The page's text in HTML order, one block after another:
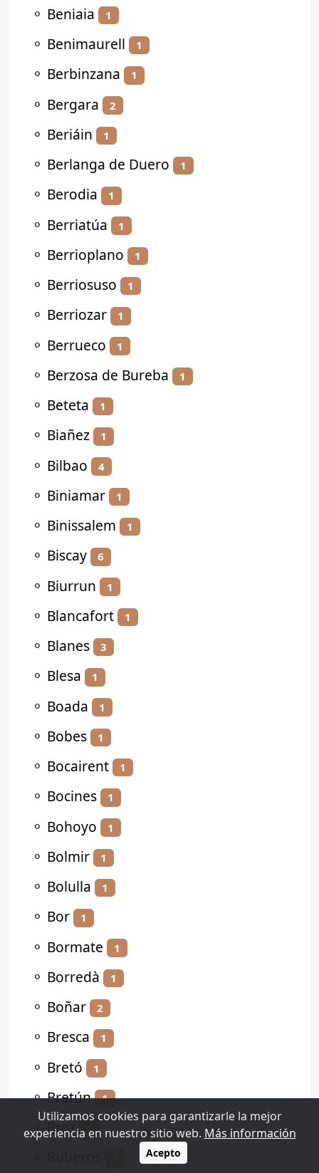
⚬ Beniaia 1
⚬ Benimaurell 1
⚬ Berbinzana 1
⚬ Bergara 2
⚬ Beriáin 1
⚬ Berlanga de Duero 1
⚬ Berodia 1
⚬ Berriatúa 1
⚬ Berrioplano 1
⚬ Berriosuso 1
⚬ Berriozar 1
⚬ Berrueco 1
⚬ Berzosa de Bureba 1
⚬ Beteta 1
⚬ Biañez 1
⚬ Bilbao 4
⚬ Biniamar 1
⚬ Binissalem 1
⚬ Biscay 6
⚬ Biurrun 1
⚬ Blancafort 1
⚬ Blanes 3
⚬ Blesa 1
⚬ Boada 1
⚬ Bobes 1
⚬ Bocairent 1
⚬ Bocines 1
⚬ Bohoyo 1
⚬ Bolmir 1
⚬ Bolulla 1
⚬ Bor 1
⚬ Bormate 1
⚬ Borredà 1
⚬ Boñar 2
⚬ Bresca 1
⚬ Bretó 1
⚬Bretún 1
⚬Brez 1
Utilizamos cookies para garantizarle la mejor
experiencia en nuestro sitio web. Más información
Acepto